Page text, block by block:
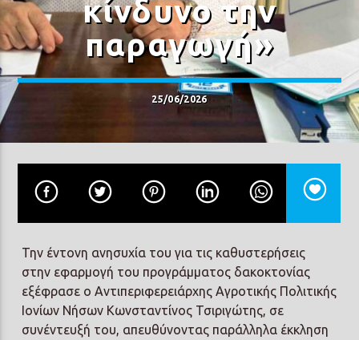
Prisma Radio 90,2
κίνδυνο την
παραγωγή»
25/06/2026
Την έντονη ανησυχία του για τις καθυστερήσεις
στην εφαρμογή του προγράμματος δακοκτονίας
εξέφρασε ο Αντιπεριφερειάρχης Αγροτικής Πολιτικής
Ιονίων Νήσων Κωνσταντίνος Τσιριγώτης, σε
συνέντευξή του, απευθύνοντας παράλληλα έκκληση